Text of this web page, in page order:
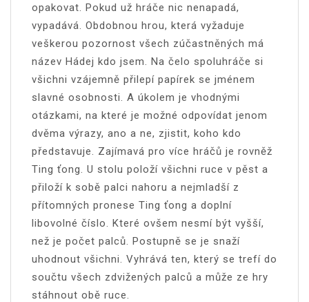
opakovat. Pokud už hráče nic nenapadá,
vypadává. Obdobnou hrou, která vyžaduje
veškerou pozornost všech zúčastněných má
název Hádej kdo jsem. Na čelo spoluhráče si
všichni vzájemně přilepí papírek se jménem
slavné osobnosti. A úkolem je vhodnými
otázkami, na které je možné odpovídat jenom
dvěma výrazy, ano a ne, zjistit, koho kdo
představuje. Zajímavá pro více hráčů je rovněž
Ting ťong. U stolu položí všichni ruce v pěst a
přiloží k sobě palci nahoru a nejmladší z
přítomných pronese Ting ťong a doplní
libovolné číslo. Které ovšem nesmí být vyšší,
než je počet palců. Postupně se je snaží
uhodnout všichni. Vyhrává ten, který se trefí do
součtu všech zdvižených palců a může ze hry
stáhnout obě ruce.